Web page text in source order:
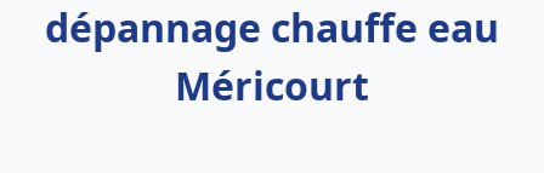
dépannage chauffe eau
Méricourt